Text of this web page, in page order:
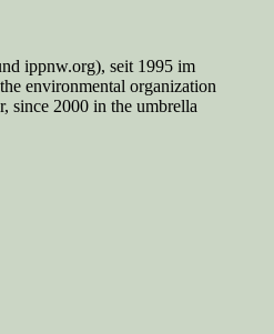
ippnw.org), seit 1995 im
environmental organization
since 2000 in the umbrella